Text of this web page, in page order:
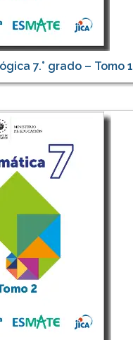
7.° grado – Tomo 1